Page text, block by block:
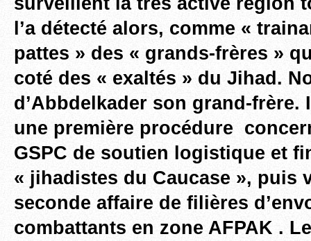
l’a détecté alors, comme «
pattes » des « grands-frères »
coté des « exaltés » du Jihad.
d’Abbdelkader son grand-frère.
une première procédure
GSPC de soutien logistique et
« jihadistes du Caucase », puis
seconde affaire de filières
combattants en zone AFPAK .